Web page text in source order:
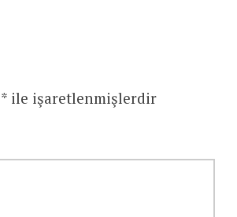
*ile işaretlenmişlerdir